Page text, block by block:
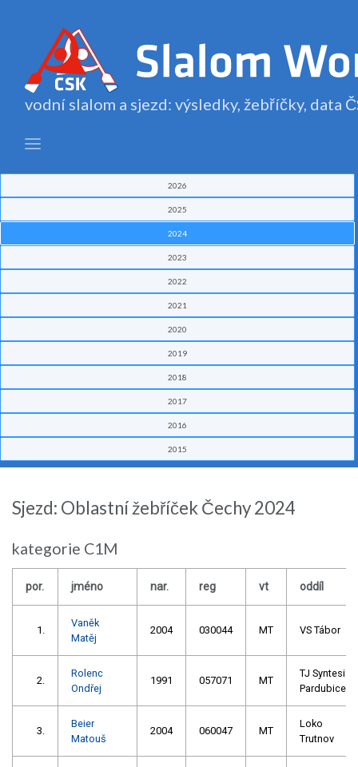
vodní slalom a sjezd: výsledky, žebříčky, data
2026
2025
2024
2023
2022
2021
2020
2019
2018
2017
2016
2015
Sjezd: Oblastní žebříček Čechy 2024
kategorie C1M
por. jméno nar. reg vt oddíl
1.
Vaněk
Matěj
2004 030044 MT VS Tábor
2.
Rolenc
Ondřej
1991 057071 MT
TJ Syntesia
Pardubice
3.
Beier
Matouš
2004 060047 MT
Loko
Trutnov